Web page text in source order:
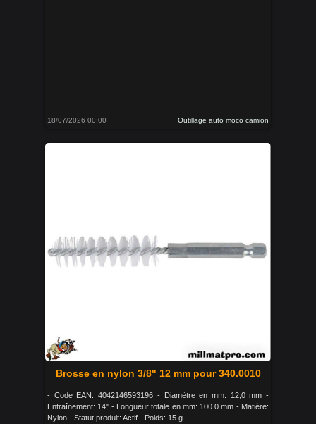
18/07/2026 00:00 Outillage auto moco camion
Brosse en nylon 3/8" 12 mm pour 340.0010
- Code EAN: 4042146593196 - Diamètre en mm: 12,0 mm -
Entraînement: 14" - Longueur totale en mm: 100.0 mm - Matière:
Nylon - Statut produit: Actif - Poids: 15 g